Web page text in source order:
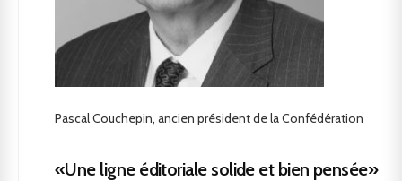
Pascal Couchepin, ancien président de la Confédération
«Une ligne éditoriale solide et bien pensée»